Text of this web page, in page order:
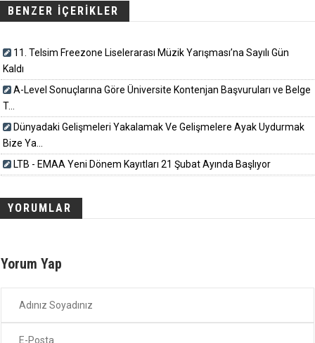
BENZER İÇERİKLER
11. Telsim Freezone Liselerarası Müzik Yarışması’na Sayılı Gün
Kaldı
A-Level Sonuçlarına Göre Üniversite Kontenjan Başvuruları ve Belge
T...
Dünyadaki Gelişmeleri Yakalamak Ve Gelişmelere Ayak Uydurmak
Bize Ya...
LTB - EMAA Yeni Dönem Kayıtları 21 Şubat Ayında Başlıyor
YORUMLAR
Yorum Yap